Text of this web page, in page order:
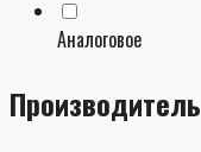
Аналоговое
Производитель